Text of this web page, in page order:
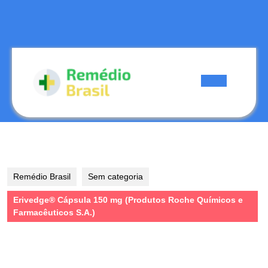
Remédio Brasil Sem categoria
Erivedge® Cápsula 150 mg (Produtos Roche Químicos e
Farmacêuticos S.A.)